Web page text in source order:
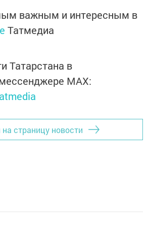
важным и интересным в
Татмедиа
Татарстана в
MАХ:
на страницу новости